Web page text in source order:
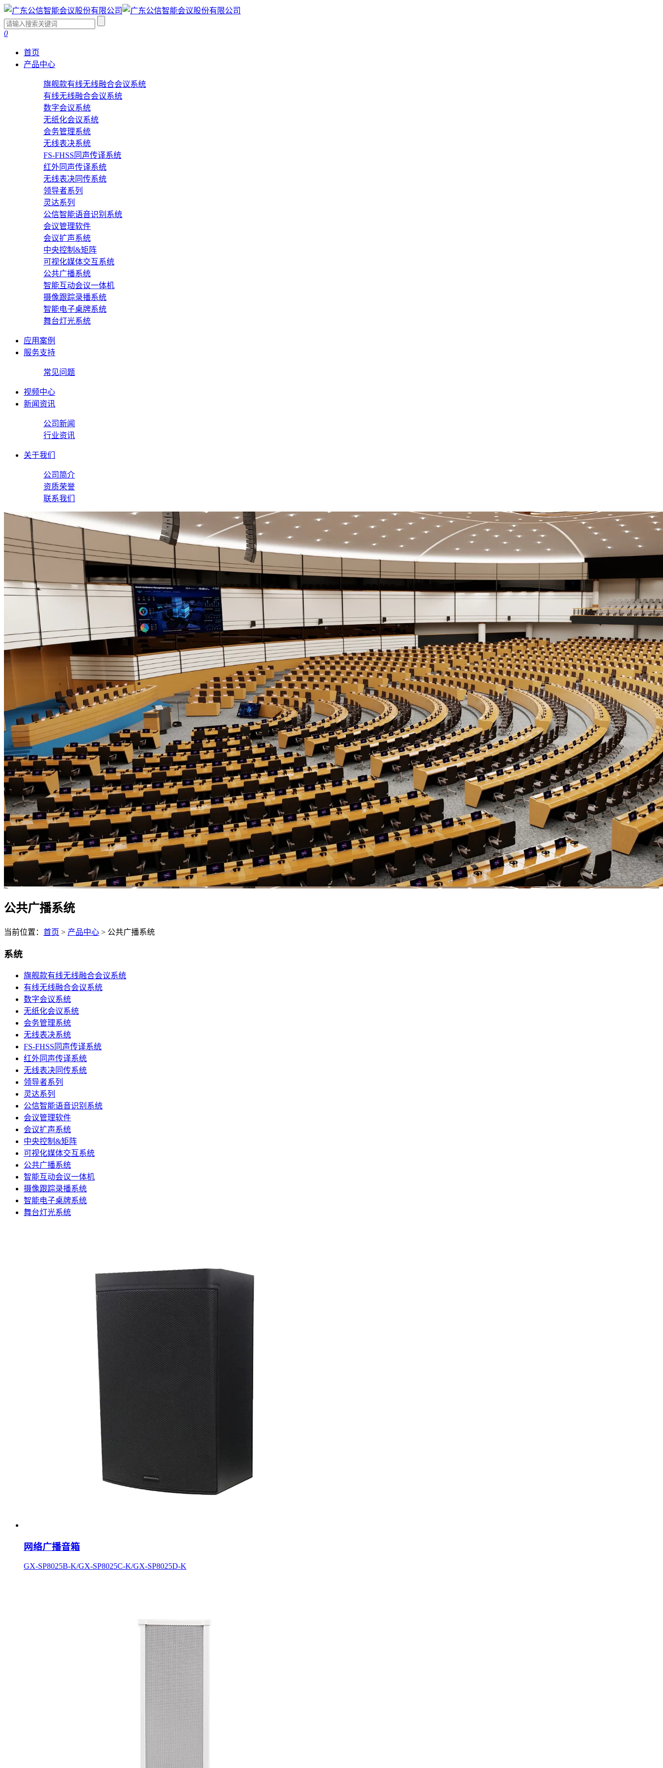
0
首页
产品中心
旗舰款有线无线融合会议系统
有线无线融合会议系统
数字会议系统
无纸化会议系统
会务管理系统
无线表决系统
FS-FHSS同声传译系统
红外同声传译系统
无线表决同传系统
领导者系列
灵达系列
公信智能语音识别系统
会议管理软件
会议扩声系统
中央控制&矩阵
可视化媒体交互系统
公共广播系统
智能互动会议一体机
摄像跟踪录播系统
智能电子桌牌系统
舞台灯光系统
应用案例
服务支持
常见问题
视频中心
新闻资讯
公司新闻
行业资讯
关于我们
公司简介
资质荣誉
联系我们
公共广播系统
当前位置： 首页 > 产品中心 > 公共广播系统
系统
旗舰款有线无线融合会议系统
有线无线融合会议系统
数字会议系统
无纸化会议系统
会务管理系统
无线表决系统
FS-FHSS同声传译系统
红外同声传译系统
无线表决同传系统
领导者系列
灵达系列
公信智能语音识别系统
会议管理软件
会议扩声系统
中央控制&矩阵
可视化媒体交互系统
公共广播系统
智能互动会议一体机
摄像跟踪录播系统
智能电子桌牌系统
舞台灯光系统
网络广播音箱
GX-SP8025B-K/GX-SP8025C-K/GX-SP8025D-K